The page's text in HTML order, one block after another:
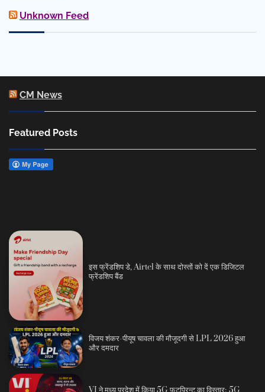
Unknown Feed
CM News
Featured Posts
इस फ्रेंडशिप डे, Airtel के साथ दोस्तों को दें एक डिजिटल
फ्रेंडशिप बैंड
विजय शंकर-पीयूष चावला की मौजूदगी से LPL 2026 हुआ
और दमदार